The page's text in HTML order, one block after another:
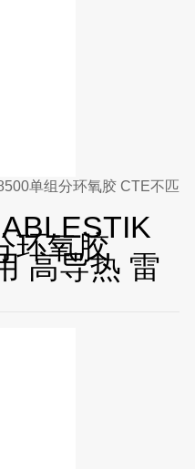
单组分环氧胶 CTE不匹
环氧胶
高导热 雷